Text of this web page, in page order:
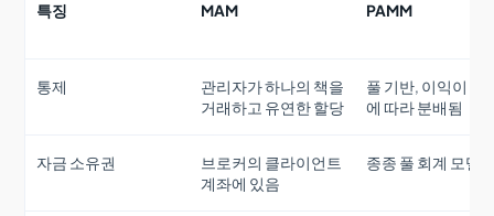
특징 MAM PAMM
통제
관리자가 하나의 책을
거래하고 유연한 할당
풀 기반, 이익이 지
에 따라 분배됨
자금 소유권
브로커의 클라이언트
계좌에 있음
종종 풀 회계 모델